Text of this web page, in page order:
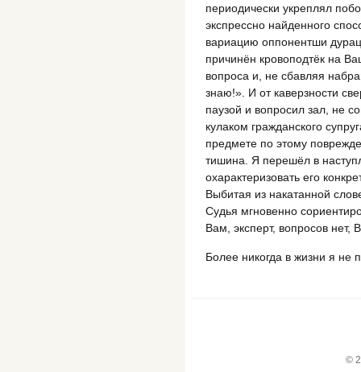
периодически укреплял
экспрессно найденного
вариацию оппонентши
причинён кровоподтёк на
вопроса и, не сбавляя
знаю!». И от каверзности
паузой и вопросил зал, не
кулаком гражданского
предмете по этому
тишина. Я перешёл в
охарактеризовать его
Выбитая из накатанной
Судья мгновенно
Вам, эксперт, вопросов нет,
Более никогда в жизни я не
©